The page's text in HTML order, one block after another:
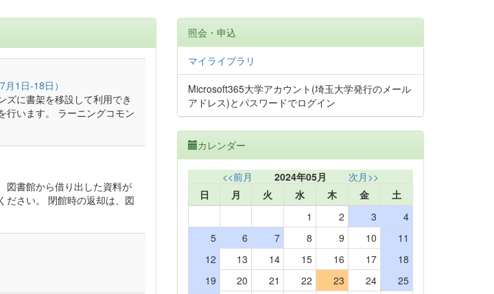
1日-18日）
に書架を移設して利用でき
行います。 ラーニングコモン
図書館から借り出した資料が
ださい。 閉館時の返却は、図
照会・申込
マイライブラリ
Microsoft365大学アカウント(埼玉大学発行のメール
アドレス)とパスワードでログイン
カレンダー
<<前月 2024年05月
次月>>
日
月 火 水 木 金
土
1
2 3
4
5
6 7 8 9 10
11
12
13 14 15 16 17
18
19
20 21 22 23 24
25